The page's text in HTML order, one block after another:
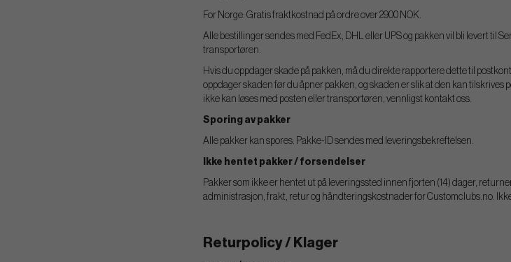
For Norge: Gratis fraktkostnad på ordre over 2900 NOK.
Alle bestillinger sendes med FedEx, DHL eller UPS og pakken vil bli levert til
transportøren.
Hvis du oppdager skade på pakken, må du direkte rapportere dette til
oppdager skaden før du åpner pakken, og skaden er slik at den kan
ikke kan løses med posten eller transportøren, vennligst kontakt oss.
Sporing av pakker
Alle pakker kan spores. Pakke-ID sendes med leveringsbekreftelsen.
Ikke hentet pakker / forsendelser
Pakker som ikke er hentet ut på leveringssted innen fjorten (14) dager,
administrasjon, frakt, retur og håndteringskostnader for Customclubs.no.
Returpolicy / Klager